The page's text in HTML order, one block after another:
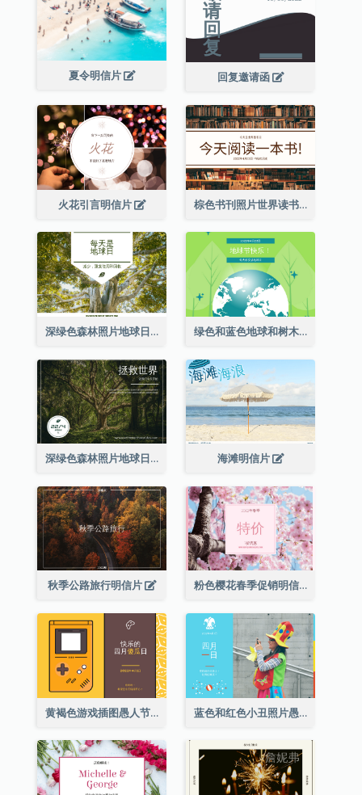
夏令明信片 回复邀请函
火花引言明信片 棕色书刊照片世界读书日明信片
深绿色森林照片地球日明信片 绿色和蓝色地球和树木插图地球日明信片
深绿色森林照片地球日明信片 海滩明信片
秋季公路旅行明信片 粉色樱花春季促销明信片
黄褐色游戏插图愚人节明信片 蓝色和红色小丑照片愚人节明信片